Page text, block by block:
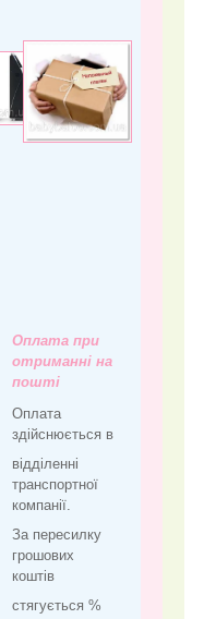
Оплата при
отриманні на
пошті
Оплата
здійснюється в
відділенні
транспортної
компанії.
За пересилку
грошових
коштів
стягується %